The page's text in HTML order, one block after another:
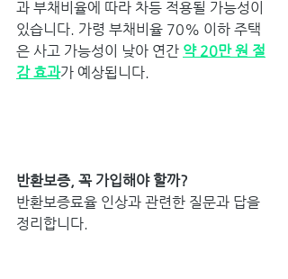
과 부채비율에 따라 차등 적용될 가능성이
있습니다. 가령 부채비율 70% 이하 주택
은 사고 가능성이 낮아 연간 약 20만 원 절
감 효과가 예상됩니다.
반환보증, 꼭 가입해야 할까?
반환보증료율 인상과 관련한 질문과 답을
정리합니다.